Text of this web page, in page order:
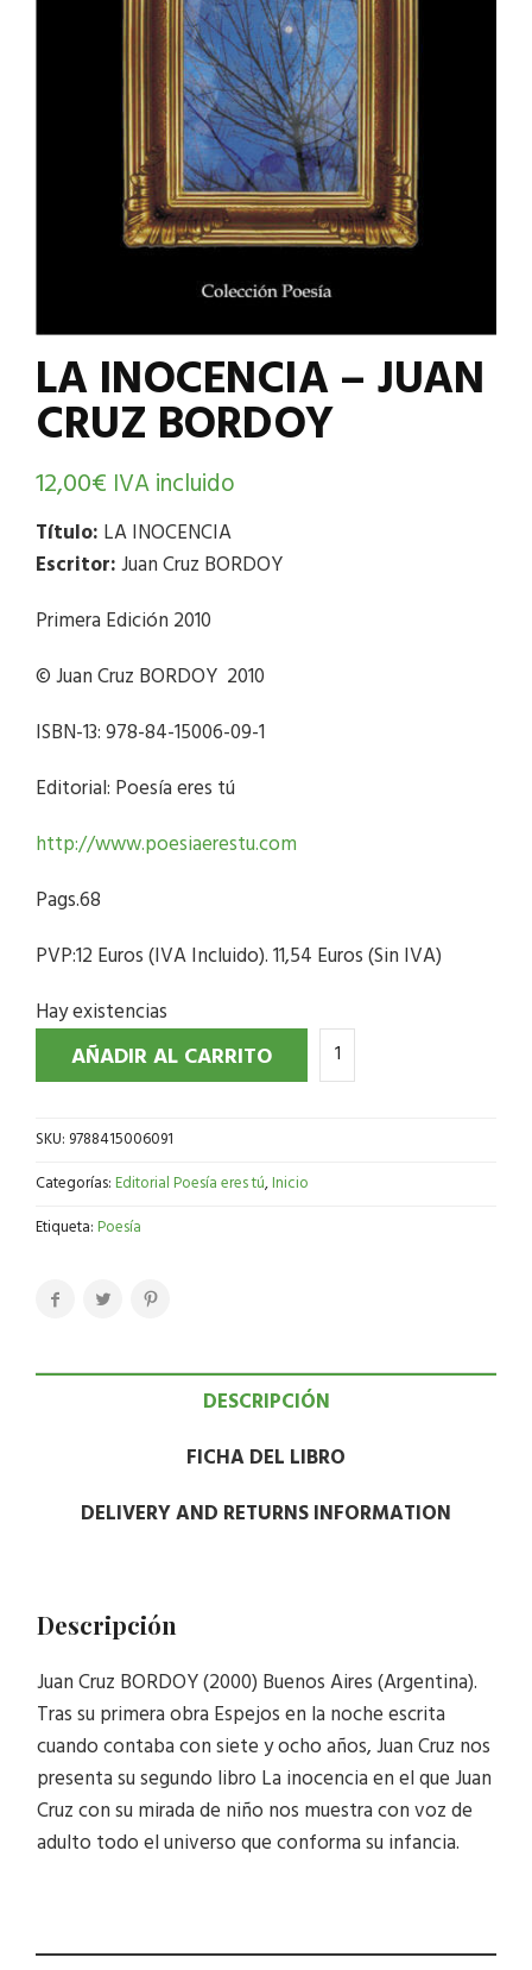
LA INOCENCIA – JUAN
CRUZ BORDOY
12,00€ IVA incluido
Título: LA INOCENCIA
Escritor:Juan Cruz BORDOY
Primera Edición 2010
© Juan Cruz BORDOY 2010
ISBN-13: 978-84-15006-09-1
Editorial: Poesía eres tú
http://www.poesiaerestu.com
Pags.68
PVP:12 Euros (IVA Incluido). 11,54 Euros (Sin IVA)
Hay existencias
AÑADIR AL CARRITO
SKU: 9788415006091
Categorías:Editorial Poesía eres tú,Inicio
Etiqueta:Poesía
DESCRIPCIÓN
FICHA DEL LIBRO
DELIVERY AND RETURNS INFORMATION
Descripción
Juan Cruz BORDOY (2000) Buenos Aires (Argentina).
Tras su primera obra Espejos en la noche escrita
cuando contaba con siete y ocho años, Juan Cruz nos
presenta su segundo libro La inocencia en el que Juan
Cruz con su mirada de niño nos muestra con voz de
adulto todo el universo que conforma su infancia.